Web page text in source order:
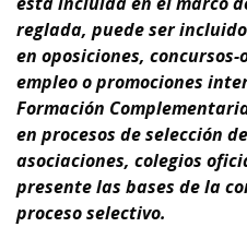
reglada, puede ser
en oposiciones,
empleo o promociones
Formación
en procesos de selección
asociaciones, colegios
presentelas bases de la
proceso selectivo.